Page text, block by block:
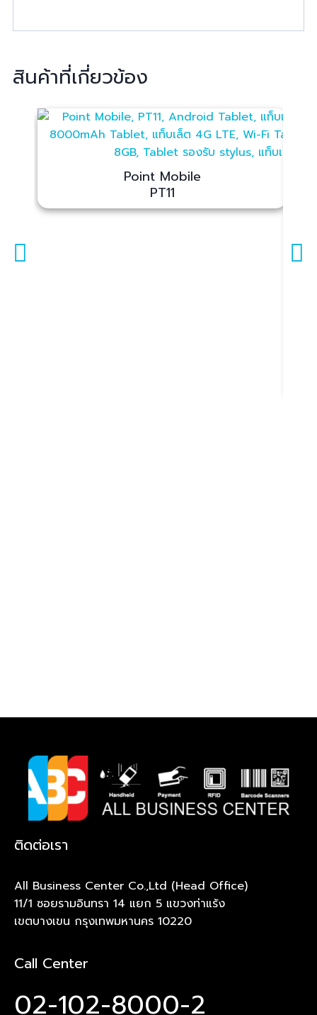
สินค้าที่เกี่ยวข้อง
Point Mobile
PT11
ติดต่อเรา
All Business Center Co.,Ltd (Head Office)
11/1 ซอยรามอินทรา 14 แยก 5 แขวงท่าแร้ง
เขตบางเขน กรุงเทพมหานคร 10220
Call Center
02-102-8000-2